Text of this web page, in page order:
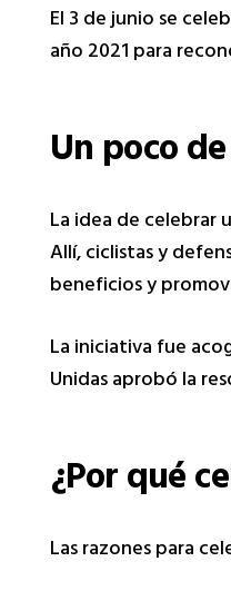
El 3 de junio se
año 2021 para
Un poco
La idea de celebrar
Allí, ciclistas y
beneficios y
La iniciativa fue
Unidas aprobó la
¿Por qué
Las razones para